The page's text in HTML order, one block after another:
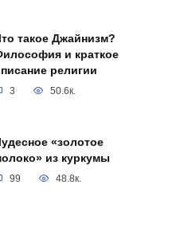
такое Джайнизм?
и краткое
религии
3 50.6к.
«золотое
из куркумы
99 48.8к.